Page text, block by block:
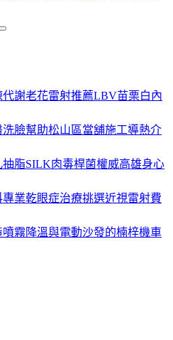
謝老花雷射推薦LBV苗栗白內
臉幫助松山區當舖施工導熱介
脂SILK肉毒桿菌權威高雄身心
業乾眼症治療挑選近視雷射費
霧降溫與電動沙發的楠梓機車